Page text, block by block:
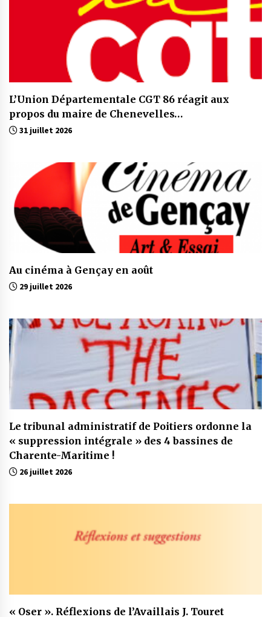
L’Union Départementale CGT 86 réagit aux
propos du maire de Chenevelles…
31 juillet 2026
Au cinéma à Gençay en août
29 juillet 2026
Le tribunal administratif de Poitiers ordonne la
« suppression intégrale » des 4 bassines de
Charente-Maritime !
26 juillet 2026
« Oser ». Réflexions de l’Availlais J. Touret